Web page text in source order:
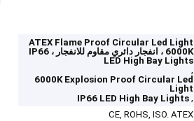
ATEX Flame Proof Circular Led Light
، 6000K انفجار دائري مقاوم للانفجار ، IP66
LED High Bay Lights
,
6000K Explosion Proof Circular Led
Light
,
IP66 LED High Bay Lights
CE, ROHS, ISO. ATEX